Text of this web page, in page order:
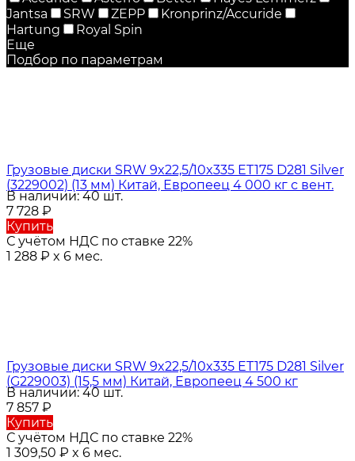
Jantsa
SRW ZEPP
Kronprinz/Accuride
Hartung
Royal Spin
Еще
Подбор по параметрам
Грузовые диски SRW 9x22,5/10x335 ET175 D281 Silver
(3229002) (13 мм) Китай, Европеец 4 000 кг с вент.
В наличии: 40 шт.
7 728 ₽
Купить
С учётом НДС по ставке 22%
1 288 ₽ x 6 мес.
Грузовые диски SRW 9x22,5/10x335 ET175 D281 Silver
(G229003) (15,5 мм) Китай, Европеец 4 500 кг
В наличии: 40 шт.
7 857 ₽
Купить
С учётом НДС по ставке 22%
1 309,50 ₽ x 6 мес.